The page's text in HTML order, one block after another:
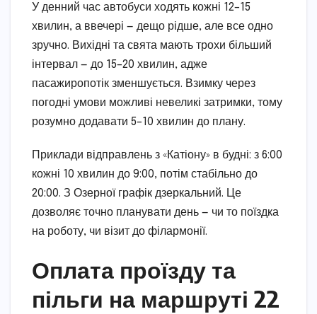
У денний час автобуси ходять кожні 12–15
хвилин, а ввечері — дещо рідше, але все одно
зручно. Вихідні та свята мають трохи більший
інтервал — до 15–20 хвилин, адже
пасажиропотік зменшується. Взимку через
погодні умови можливі невеликі затримки, тому
розумно додавати 5–10 хвилин до плану.
Приклади відправлень з «Катіону» в будні: з 6:00
кожні 10 хвилин до 9:00, потім стабільно до
20:00. З Озерної графік дзеркальний. Це
дозволяє точно планувати день — чи то поїздка
на роботу, чи візит до філармонії.
Оплата проїзду та
пільги на маршруті 22